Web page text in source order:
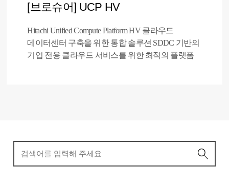
[브로슈어] UCP HV
Hitachi Unified Compute Platform HV 클라우드
데이터센터 구축을 위한 통합 솔루션 SDDC 기반의
기업 전용 클라우드 서비스를 위한 최적의 플랫폼